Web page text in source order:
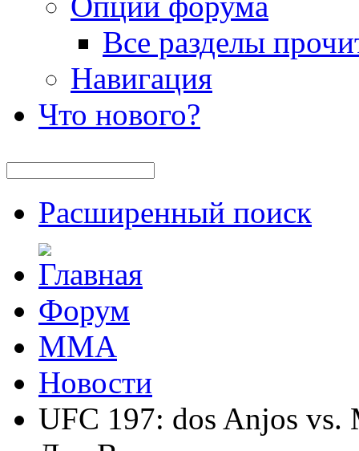
Все разделы
Навигация
Что нового?
Расширенный поиск
Форум
ММА
Новости
UFC 197: dos Anjos vs.